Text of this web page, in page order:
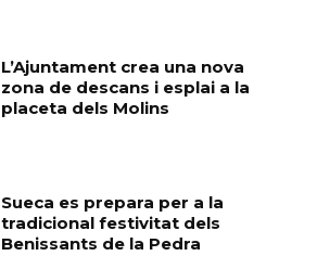
L’Ajuntament crea una nova
zona de descans i esplai a la
placeta dels Molins
Sueca es prepara per a la
tradicional festivitat dels
Benissants de la Pedra